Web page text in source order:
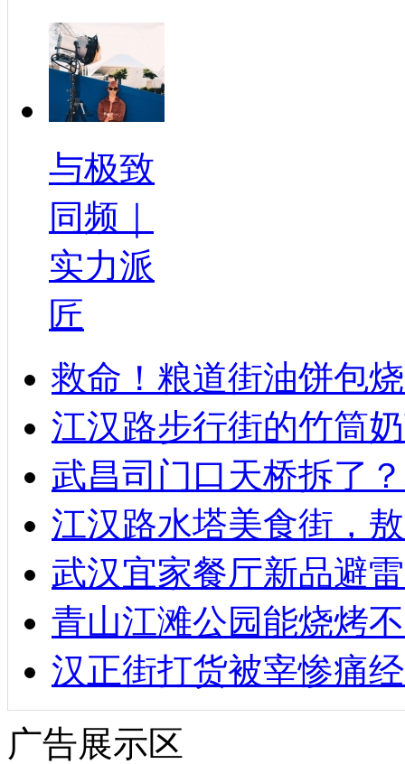
与极致
同频｜
实力派
匠
救命！粮道街油饼包
江汉路步行街的竹筒
武昌司门口天桥拆了
江汉路水塔美食街，
武汉宜家餐厅新品避
青山江滩公园能烧烤
汉正街打货被宰惨痛
广告展示区